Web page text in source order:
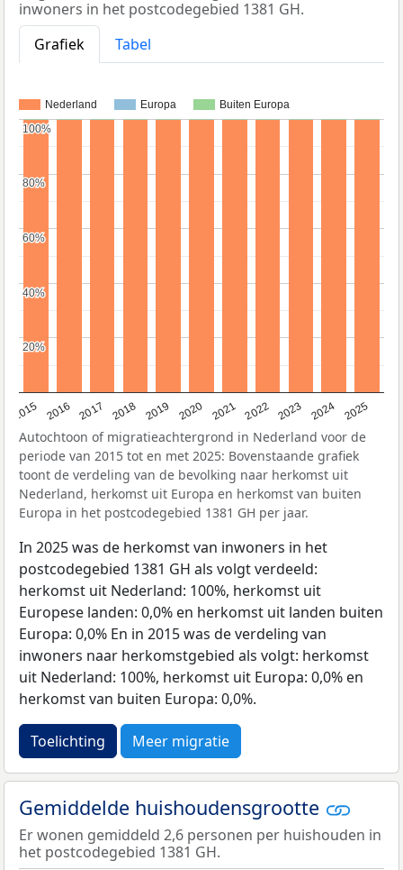
inwoners in het postcodegebied 1381 GH.
Grafiek
Tabel
Nederland Europa Buiten Europa
2015 2016 2017 2018 2019 2020 2021 2022 2023 2024 2025
20%
20%
40%
40%
60%
60%
80%
80%
100%
100%
Autochtoon of migratieachtergrond in Nederland voor de
periode van 2015 tot en met 2025: Bovenstaande grafiek
toont de verdeling van de bevolking naar herkomst uit
Nederland, herkomst uit Europa en herkomst van buiten
Europa in het postcodegebied 1381 GH per jaar.
In 2025 was de herkomst van inwoners in het
postcodegebied 1381 GH als volgt verdeeld:
herkomst uit Nederland: 100%, herkomst uit
Europese landen: 0,0% en herkomst uit landen buiten
Europa: 0,0% En in 2015 was de verdeling van
inwoners naar herkomstgebied als volgt: herkomst
uit Nederland: 100%, herkomst uit Europa: 0,0% en
herkomst van buiten Europa: 0,0%.
Toelichting Meer migratie
Gemiddelde huishoudensgrootte
Er wonen gemiddeld 2,6 personen per huishouden in
het postcodegebied 1381 GH.